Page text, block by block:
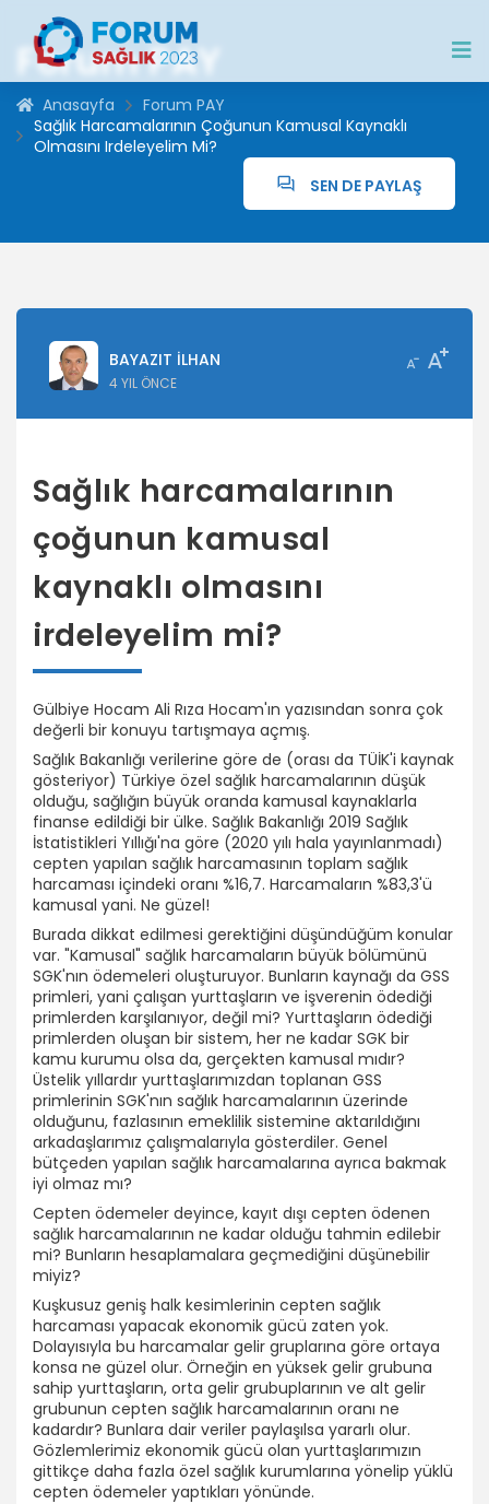
Forum PAY
Anasayfa
Forum PAY
Sağlık Harcamalarının Çoğunun Kamusal Kaynaklı
Olmasını Irdeleyelim Mi?
SEN DE PAYLAŞ
BAYAZIT İLHAN
4 YIL ÖNCE
Sağlık harcamalarının
çoğunun kamusal
kaynaklı olmasını
irdeleyelim mi?
Gülbiye Hocam Ali Rıza Hocam'ın yazısından sonra çok
değerli bir konuyu tartışmaya açmış.
Sağlık Bakanlığı verilerine göre de (orası da TÜİK'i kaynak
gösteriyor) Türkiye özel sağlık harcamalarının düşük
olduğu, sağlığın büyük oranda kamusal kaynaklarla
finanse edildiği bir ülke. Sağlık Bakanlığı 2019 Sağlık
İstatistikleri Yıllığı'na göre (2020 yılı hala yayınlanmadı)
cepten yapılan sağlık harcamasının toplam sağlık
harcaması içindeki oranı %16,7. Harcamaların %83,3'ü
kamusal yani. Ne güzel!
Burada dikkat edilmesi gerektiğini düşündüğüm konular
var. "Kamusal" sağlık harcamaların büyük bölümünü
SGK'nın ödemeleri oluşturuyor. Bunların kaynağı da GSS
primleri, yani çalışan yurttaşların ve işverenin ödediği
primlerden karşılanıyor, değil mi? Yurttaşların ödediği
primlerden oluşan bir sistem, her ne kadar SGK bir
kamu kurumu olsa da, gerçekten kamusal mıdır?
Üstelik yıllardır yurttaşlarımızdan toplanan GSS
primlerinin SGK'nın sağlık harcamalarının üzerinde
olduğunu, fazlasının emeklilik sistemine aktarıldığını
arkadaşlarımız çalışmalarıyla gösterdiler. Genel
bütçeden yapılan sağlık harcamalarına ayrıca bakmak
iyi olmaz mı?
Cepten ödemeler deyince, kayıt dışı cepten ödenen
sağlık harcamalarının ne kadar olduğu tahmin edilebir
mi? Bunların hesaplamalara geçmediğini düşünebilir
miyiz?
Kuşkusuz geniş halk kesimlerinin cepten sağlık
harcaması yapacak ekonomik gücü zaten yok.
Dolayısıyla bu harcamalar gelir gruplarına göre ortaya
konsa ne güzel olur. Örneğin en yüksek gelir grubuna
sahip yurttaşların, orta gelir grubuplarının ve alt gelir
grubunun cepten sağlık harcamalarının oranı ne
kadardır? Bunlara dair veriler paylaşılsa yararlı olur.
Gözlemlerimiz ekonomik gücü olan yurttaşlarımızın
gittikçe daha fazla özel sağlık kurumlarına yönelip yüklü
cepten ödemeler yaptıkları yönünde.